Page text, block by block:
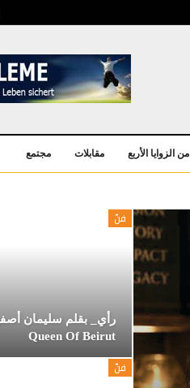
من الزوايا الأربع مقابلات مجتمع
فنّ
رأي_ بقلم سليمان
Queen Of Beirut
فنّ